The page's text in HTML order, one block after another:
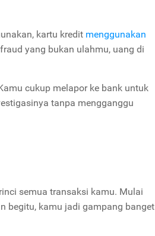
kartu kredit menggunakan
yang bukan ulahmu, uang di
cukup melapor ke bank untuk
tanpa mengganggu
semua transaksi kamu. Mulai
begitu, kamu jadi gampang banget